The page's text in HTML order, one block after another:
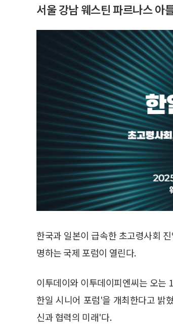
서울 강남 웨스틴 파르나스 아
한국과 일본이 급속한 초고령사회
명하는 국제 포럼이 열린다.
이투데이와 이투데이피엔씨는 오는
한일 시니어 포럼'을 개최한다고 밝
신과 협력의 미래'다.